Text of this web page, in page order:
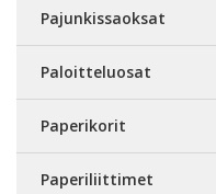
Pajunkissaoksat
Paloitteluosat
Paperikorit
Paperiliittimet